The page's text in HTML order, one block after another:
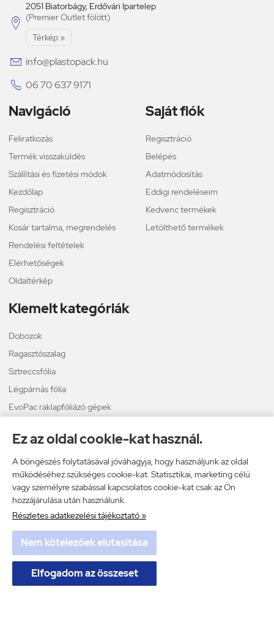
Ez az oldal cookie-kat használ.
A böngészés folytatásával jóváhagyja, hogy használjunk az oldal
működéséhez szükséges cookie-kat. Statisztikai, marketing célú
vagy személyre szabással kapcsolatos cookie-kat csak az Ön
hozzájárulása után használunk.
Részletes adatkezelési tájékoztató »
Nem kötelezőek elutasítása
Elfogadom az összeset

2051 Biatorbágy, Erdővári Ipartelep
(Premier Outlet fölött)
Térkép »
 info@plastopack.hu
 06 70 637 9171
Navigáció
Feliratkozás
Termék visszaküldés
Szállítási és fizetési módok
Kezdőlap
Regisztráció
Kosár tartalma, megrendelés
Rendelési feltételek
Elérhetőségek
Oldaltérkép
Saját fiók
Regisztráció
Belépés
Adatmódosítás
Eddigi rendeléseim
Kedvenc termékek
Letölthető termékek
Kiemelt kategóriák
Dobozok
Ragasztószalag
Sztreccsfólia
Légpárnás fólia
EvoPac raklapfóliázó gépek
Csomagológépek
Pántolástechnika
Térkitöltő
Légpárnás borítékok
Plastopack Kft.
ÁSZF
Adatkezelési tájékoztató